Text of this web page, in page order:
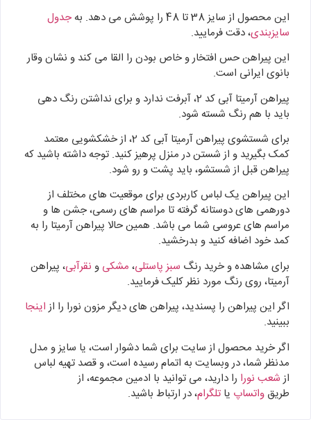
این محصول از سایز 38 تا 48 را پوشش می دهد. به
جدول
سایزبندی، دقت فرمایید.
این پیراهن حس افتخار و خاص بودن را القا می کند و نشان وقار
بانوی ایرانی است.
پیراهن آرمیتا آبی کد 2، آبرفت ندارد و برای نداشتن رنگ دهی
باید با هم رنگ شسته شود.
برای شستشوی پیراهن آرمیتا آبی کد 2، از خشکشویی معتمد
کمک بگیرید و از شستن در منزل پرهیز کنید. توجه داشته باشید که
پیراهن قبل از شستشو، باید پشت و رو شود.
این پیراهن یک لباس کاربردی برای موقعیت های مختلف از
دورهمی های دوستانه گرفته تا مراسم های رسمی، جشن ها و
مراسم های عروسی شما می باشد. همین حالا پیراهن آرمیتا را به
کمد خود اضافه کنید و بدرخشید.
برای مشاهده و خرید رنگ سبز پاستلی، مشکی و نقرآبی، پیراهن
آرمیتا، روی رنگ مورد نظر کلیک فرمایید.
اگر این پیراهن را پسندید، پیراهن های دیگر مزون نورا را ازاینجا
ببینید.
اگر خرید محصول از سایت برای شما دشوار است، یا سایز و مدل
مدنظر شما، در وبسایت به اتمام رسیده است، و قصد تهیه لباس
از شعب نورا را دارید، می توانید با ادمین مجموعه، از
طریق واتساپ یا تلگرام، در ارتباط باشید.